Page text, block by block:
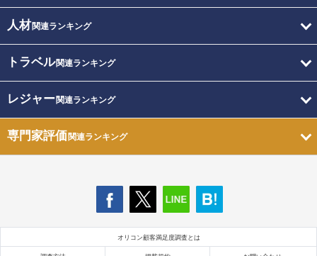
人材関連ランキング
トラベル関連ランキング
レジャー関連ランキング
専門家評価関連ランキング
オリコン顧客満足度調査とは